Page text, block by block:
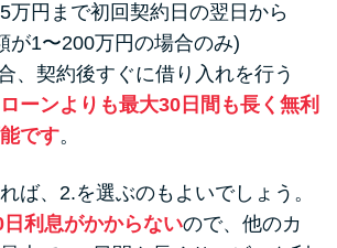
万円まで初回契約日の翌日から
が1〜200万円の場合のみ)
、契約後すぐに借り入れを行う
ーンよりも最大30日間も長く無利
です。
ば、2.を選ぶのもよいでしょう。
利息がかからないので、他のカ